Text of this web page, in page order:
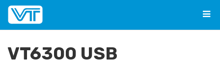
VT6300 USB